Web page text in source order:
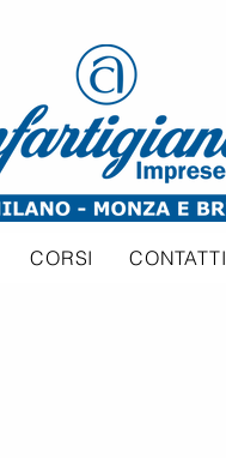
CORSI CONTATTI